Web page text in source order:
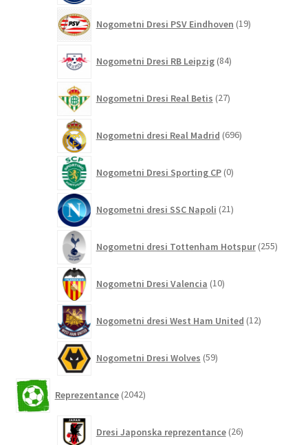
Nogometni Dresi PSV Eindhoven 19izdelkov
Nogometni Dresi RB Leipzig 84izdelkov
Nogometni Dresi Real Betis 27izdelkov
Nogometni dresi Real Madrid 696izdelkov
Nogometni Dresi Sporting CP 0izdelkov
Nogometni dresi SSC Napoli 21izdelkov
Nogometni dresi Tottenham Hotspur 255
Nogometni Dresi Valencia 10izdelkov
Nogometni dresi West Ham United 12izdelkov
Nogometni Dresi Wolves 59izdelkov
Reprezentance 2042izdelkov
Dresi Japonska reprezentance 26izdelkov